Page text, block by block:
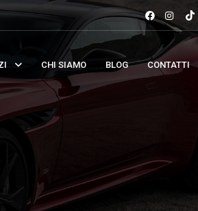
CHI SIAMO BLOG CONTATTI